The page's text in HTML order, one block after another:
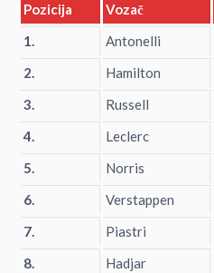
Pozicija Vozač
1.
Antonelli
2.
Hamilton
3.
Russell
4.
Leclerc
5.
Norris
6.
Verstappen
7.
Piastri
8.
Hadjar